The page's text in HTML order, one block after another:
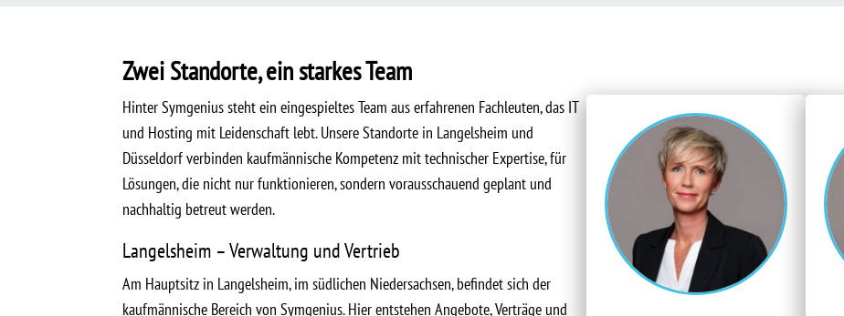
Zwei Standorte, ein starkes Team
Hinter Symgenius steht ein eingespieltes Team aus erfahrenen Fachleuten, das IT
und Hosting mit Leidenschaft lebt. Unsere Standorte in Langelsheim und
Düsseldorf verbinden kaufmännische Kompetenz mit technischer Expertise, für
Lösungen, die nicht nur funktionieren, sondern vorausschauend geplant und
nachhaltig betreut werden.
Langelsheim – Verwaltung und Vertrieb
Am Hauptsitz in Langelsheim, im südlichen Niedersachsen, befindet sich der
kaufmännische Bereich von Symgenius. Hier entstehen Angebote, Verträge und